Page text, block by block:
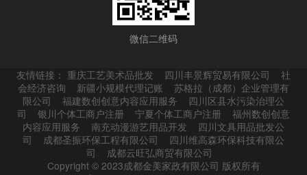
微信二维码
友情链接：重庆工艺美术品批发 四川丰景辉贸易有限公司
社
会经济咨询
新疆小规模代理记账
苏格拉（成都）企业管理有
限公司
福建数创创意内容应用服务
四川区县水污染治理公
司
银川个体工商户注册 宁夏个体工商户注册
福州数创创意
内容应用服务
南充动漫游艺用品开发
四川文具用品批发公
司
成都圣振环保工程有限公司
四川维高森环保科技有限公
司
成都云旺弘商贸有限公司
Copyright © 2023成都金美家政有限公司 版权所有